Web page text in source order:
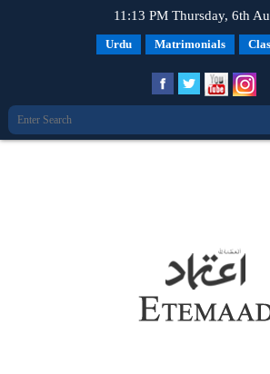
11:13 PM Thursday, 6th
Urdu Matrimonials